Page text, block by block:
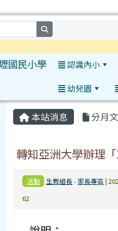
國民小學 認識內小
幼兒園
:::
本站消息 分月
轉知亞洲大學辦理
活動 生教組長- 家長專區 |
62